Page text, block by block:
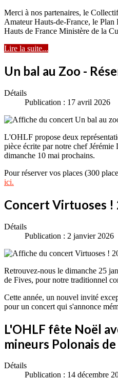
Merci à nos partenaires, le
Amateur Hauts-de-France, le
Hauts de France Ministère de la
Lire la suite...
Un bal au Zoo -
Détails
Publication : 17 avril 2026
L'OHLF propose deux
pièce écrite par notre chef
dimanche 10 mai prochains.
Pour réserver vos places (300
ici.
Concert Virtuoses !
Détails
Publication : 2 janvier 2026
Retrouvez-nous le dimanche 25
de Fives, pour notre traditionnel
Cette année, un nouvel invité
pour un concert qui s'annonce
L'OHLF fête Noël
mineurs Polonais
Détails
Publication : 14 décembre